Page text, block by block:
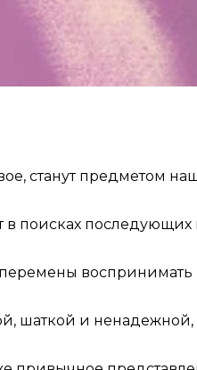
станут предметом
в поисках
воспринимать
шаткой и